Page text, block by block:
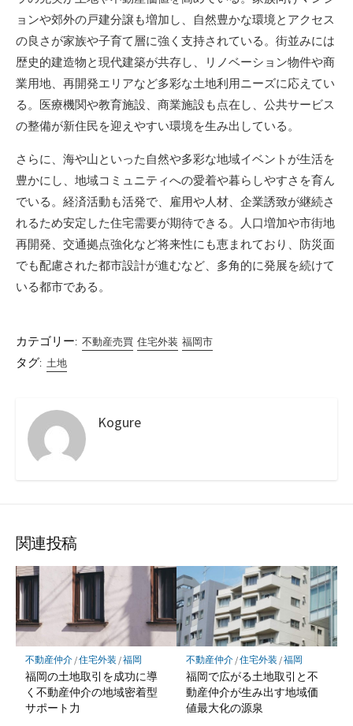
ョンや郊外の戸建分譲も増加し、自然豊かな環境とアクセス
の良さが家族や子育て層に強く支持されている。街並みには
歴史的建造物と現代建築が共存し、リノベーション物件や商
業用地、再開発エリアなど多彩な土地利用ニーズに応えてい
る。医療機関や教育施設、商業施設も点在し、公共サービス
の整備が新住民を迎えやすい環境を生み出している。
さらに、海や山といった自然や多彩な地域イベントが生活を
豊かにし、地域コミュニティへの愛着や暮らしやすさを育ん
でいる。経済活動も活発で、雇用や人材、企業誘致が継続さ
れるため安定した住宅需要が期待できる。人口増加や市街地
再開発、交通拠点強化など将来性にも恵まれており、防災面
でも配慮された都市設計が進むなど、多角的に発展を続けて
いる都市である。
カテゴリー: 不動産売買 住宅外装 福岡市
タグ: 土地
Kogure
関連投稿
不動産仲介/住宅外装 /福岡
福岡の土地取引を成功に導
く不動産仲介の地域密着型
サポート力
不動産仲介/住宅外装 /福岡
福岡で広がる土地取引と不
動産仲介が生み出す地域価
値最大化の源泉